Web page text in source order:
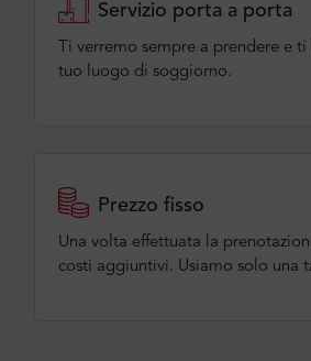
Servizio porta a porta
Ti verremo sempre a prendere e ti
tuo luogo di soggiorno.
Prezzo fisso
Una volta effettuata la
costi aggiuntivi. Usiamo solo una